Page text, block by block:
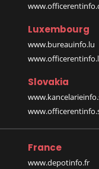
Luxembourg
www.bureauinfo.lu
Slovakia
France
www.depotinfo.fr